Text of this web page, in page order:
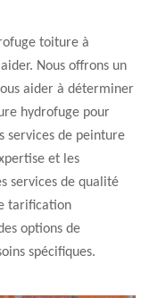
toiture à
Nous offrons un
aider à déterminer
hydrofuge pour
services de peinture
et les
services de qualité
tarification
options de
spécifiques.